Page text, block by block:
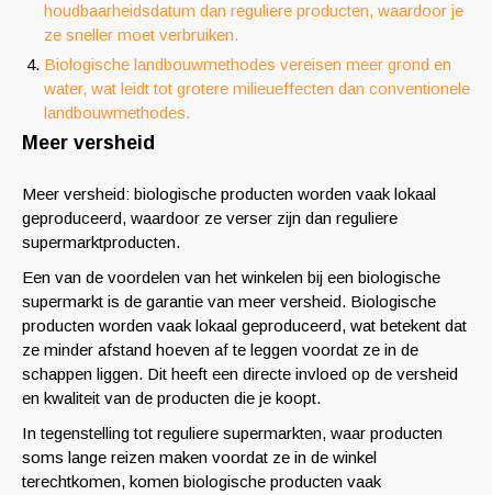
houdbaarheidsdatum dan reguliere producten, waardoor je
ze sneller moet verbruiken.
Biologische landbouwmethodes vereisen meer grond en
water, wat leidt tot grotere milieueffecten dan conventionele
landbouwmethodes.
Meer versheid
Meer versheid: biologische producten worden vaak lokaal
geproduceerd, waardoor ze verser zijn dan reguliere
supermarktproducten.
Een van de voordelen van het winkelen bij een biologische
supermarkt is de garantie van meer versheid. Biologische
producten worden vaak lokaal geproduceerd, wat betekent dat
ze minder afstand hoeven af te leggen voordat ze in de
schappen liggen. Dit heeft een directe invloed op de versheid
en kwaliteit van de producten die je koopt.
In tegenstelling tot reguliere supermarkten, waar producten
soms lange reizen maken voordat ze in de winkel
terechtkomen, komen biologische producten vaak